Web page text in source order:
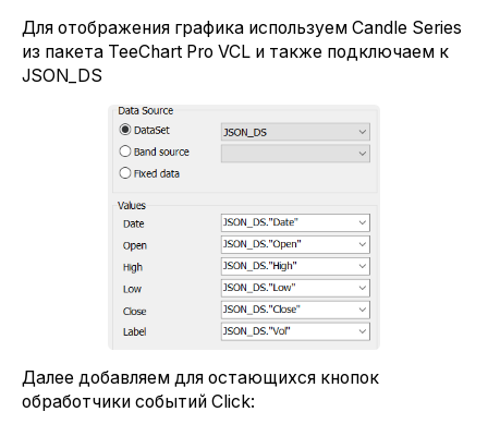
Для отображения графика используем Candle Series
из пакета TeeChart Pro VCL и также подключаем к
JSON_DS
Далее добавляем для остающихся кнопок
обработчики событий Click: